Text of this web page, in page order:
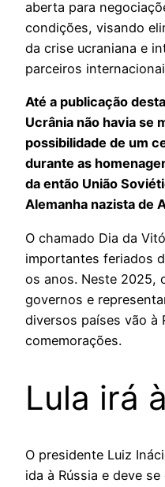
aberta para
condições, visando
da crise ucraniana e
parceiros
Até a publicação
Ucrânia não havia se
possibilidade de um
durante as
da então União
Alemanha nazista de
O chamado Dia da
importantes feriados
os anos. Neste 2025,
governos e
diversos países vão à
comemorações.
Lula irá
O presidente Luiz
ida à Rússia e deve